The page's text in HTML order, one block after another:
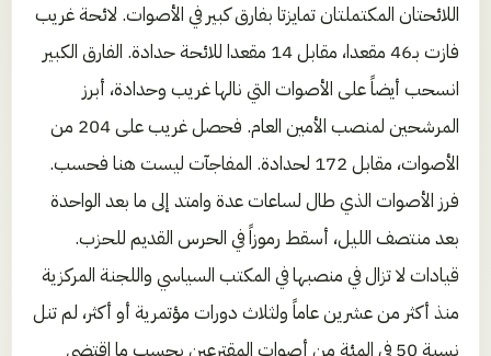
اللائحتان المكتملتان تمايزتا بفارق كبير في الأصوات. لائحة غريب
فازت بـ46 مقعدا، مقابل 14 مقعدا للائحة حدادة. الفارق الكبير
انسحب أيضاً على الأصوات التي نالها غريب وحدادة، أبرز
المرشحين لمنصب الأمين العام. فحصل غريب على 204 من
الأصوات، مقابل 172 لحدادة. المفاجآت ليست هنا فحسب.
فرز الأصوات الذي طال لساعات عدة وامتد إلى ما بعد الواحدة
بعد منتصف الليل، أسقط رموزاً في الحرس القديم للحزب.
قيادات لا تزال في منصبها في المكتب السياسي واللجنة المركزية
منذ أكثر من عشرين عاماً ولثلاث دورات مؤتمرية أو أكثر، لم تنل
نسبة 50 في المئة من أصوات المقترعين بحسب ما اقتضى